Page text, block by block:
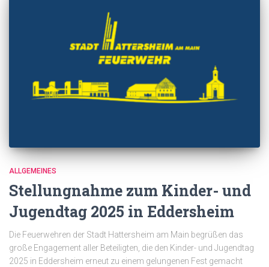
ALLGEMEINES
Stellungnahme zum Kinder- und
Jugendtag 2025 in Eddersheim
Die Feuerwehren der Stadt Hattersheim am Main begrüßen das
große Engagement aller Beteiligten, die den Kinder- und Jugendtag
2025 in Eddersheim erneut zu einem gelungenen Fest gemacht